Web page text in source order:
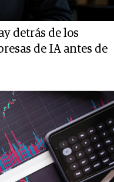
detrás de los
de IA antes de